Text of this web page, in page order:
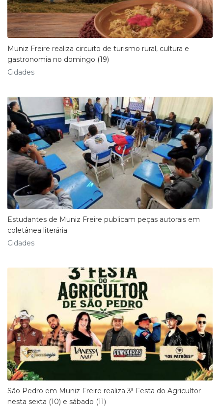
Muniz Freire realiza circuito de turismo rural, cultura e
gastronomia no domingo (19)
Cidades
Estudantes de Muniz Freire publicam peças autorais em
coletânea literária
Cidades
São Pedro em Muniz Freire realiza 3ª Festa do Agricultor
nesta sexta (10) e sábado (11)